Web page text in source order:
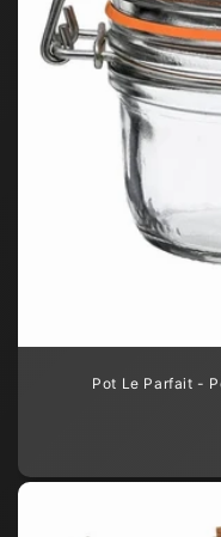
Pot Le Parfait -